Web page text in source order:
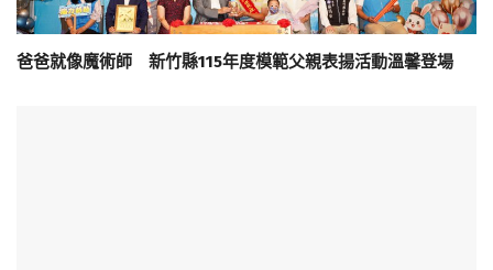
爸爸就像魔術師 新竹縣115年度模範父親表揚活動溫馨登場